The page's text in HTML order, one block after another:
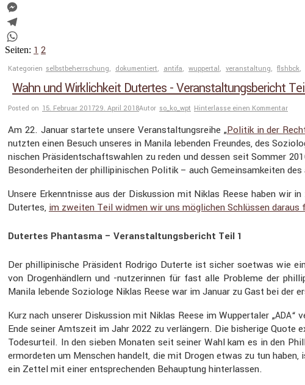
Facebook
Messenger
Telegram
WhatsApp
Seiten: 12
Kategorien selbstbeherrschung, dokumentiert, antifa, wuppertal, veranstaltung, flshbck,
Wahn und Wirklichkeit Dutertes - Veranstaltungsbericht
Posted on 15. Februar 201729. April 2018Autor so_ko_wpt Hinterlasse einen Kommentar
Am 22. Januar startete unsere Veran­stal­tungs­reihe „Politik in der
nutzten einen Besuch unseres in Manila lebenden Freundes, des
ni­schen Präsi­dent­schafts­wahlen zu reden und dessen seit Sommer
Beson­der­heiten der philli­pi­ni­schen Politik – auch Gemein­sam­keiten
Unsere Erkennt­nisse aus der Diskus­sion mit Niklas Reese haben wir
Dutertes, im zweiten Teil widmen wir uns mögli­chen Schlüssen
Dutertes Phantasma – Veranstaltungsbericht Teil 1
Der philli­pi­ni­sche Präsi­dent Rodrigo Duterte ist sicher soetwas wie
von Drogen­händ­lern und -nutze­rinnen für fast alle Probleme der
Manila lebende Sozio­loge Niklas Reese war im Januar zu Gast bei der
Kurz nach unserer Diskus­sion mit Niklas Reese im Wupper­taler „ADA“
Ende seiner Amtszeit im Jahr 2022 zu verlän­gern. Die bishe­rige
Todes­ur­teil. In den sieben Monaten seit seiner Wahl kam es in den
ermor­deten um Menschen handelt, die mit Drogen etwas zu tun
ein Zettel mit einer entspre­chenden Behaup­tung hinter­lassen.